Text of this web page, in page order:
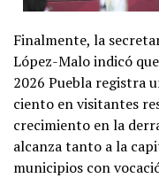
Finalmente, la
López-Malo indicó
2026 Puebla registra
ciento en visitantes
crecimiento en la
alcanza tanto a la
municipios con